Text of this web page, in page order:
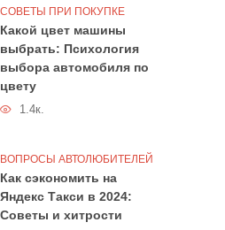
СОВЕТЫ ПРИ ПОКУПКЕ
Какой цвет машины
выбрать: Психология
выбора автомобиля по
цвету
1.4к.
ВОПРОСЫ АВТОЛЮБИТЕЛЕЙ
Как сэкономить на
Яндекс Такси в 2024:
Советы и хитрости